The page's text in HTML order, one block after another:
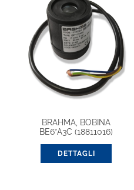
BRAHMA, BOBINA
BE6*A3C (18811016)
DETTAGLI